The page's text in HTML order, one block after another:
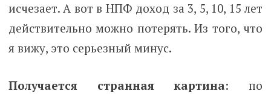
исчезает. А вот в НПФ доход за 3, 5, 10, 15 лет
действительно можно потерять. Из того, что
я вижу, это серьезный минус.
Получается странная картина: по